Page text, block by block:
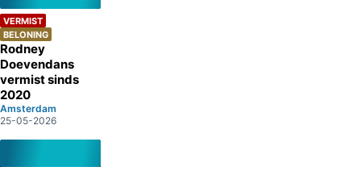
VERMIST
BELONING
Rodney
Doevendans
vermist sinds
2020
Amsterdam
25-05-2026